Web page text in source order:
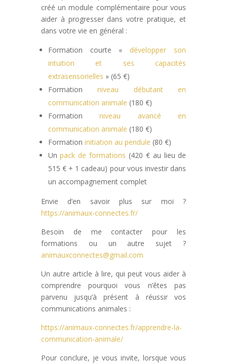
créé un module complémentaire pour vous
aider à progresser dans votre pratique, et
dans votre vie en général :
Formation courte « développer son
intuition et ses capacités
extrasensorielles » (65 €)
Formationniveau débutant en
communication animale (180 €)
Formationniveau avancé en
communication animale (180 €)
Formation initiation au pendule (80 €)
Unpack de formations (420 € au lieu de
515 € + 1 cadeau) pour vous investir dans
un accompagnement complet
Envie d’en savoir plus sur moi ?
https://animaux-connectes.fr/
Besoin de me contacter pour les
formations ou un autre sujet ?
animauxconnectes@gmail.com
Un autre article à lire, qui peut vous aider à
comprendre pourquoi vous n’êtes pas
parvenu jusqu’à présent à réussir vos
communications animales :
https://animaux-connectes.fr/apprendre-la-
communication-animale/
Pour conclure, je vous invite, lorsque vous